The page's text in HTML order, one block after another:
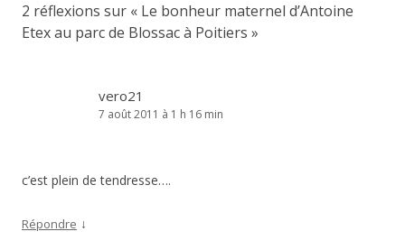
2 réflexions sur « Le bonheur maternel d’Antoine
Etex au parc de Blossac à Poitiers »
vero21
7 août 2011 à 1 h 16 min
c’est plein de tendresse….
Répondre ↓